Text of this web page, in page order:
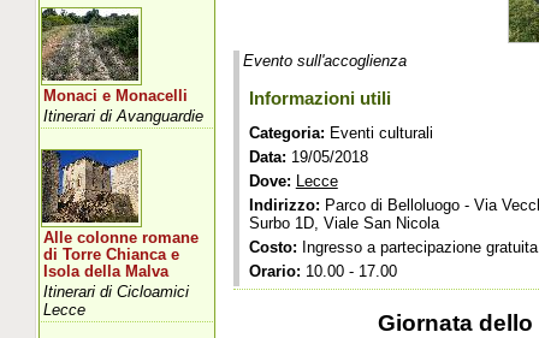
Evento sull'accoglienza
Informazioni utili
Categoria: Eventi culturali
Data: 19/05/2018
Dove: Lecce
Indirizzo: Parco di Belloluogo - Via
Surbo 1D, Viale San Nicola
Costo: Ingresso a partecipazione gratuita
Orario: 10.00 - 17.00
Giornata
Monaci e Monacelli
Itinerari di Avanguardie
Alle colonne romane
di Torre Chianca e
Isola della Malva
Itinerari di Cicloamici
Lecce